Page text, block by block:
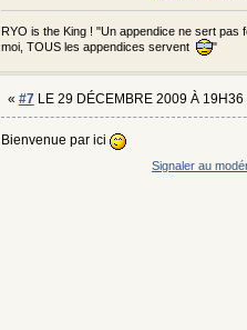
RYO is the King ! "Un appendice ne sert pas
moi, TOUS les appendices servent
"
« #7LE 29 DÉCEMBRE 2009 À 19H36
Bienvenue par ici
Signaler au